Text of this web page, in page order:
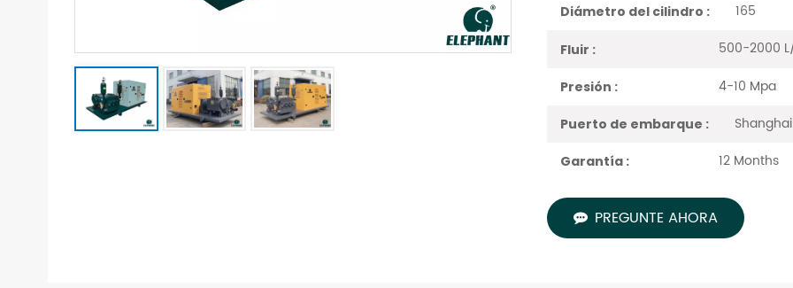
Diámetro del cilindro : 165
Fluir : 500-2000
Presión : 4-10 Mpa
Puerto de embarque :
Garantía : 12 Months
PREGUNTE AHORA